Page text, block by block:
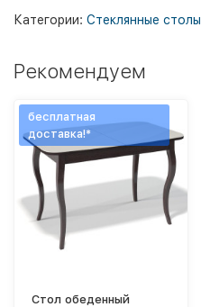
Категории: Стеклянные столы
Рекомендуем
бесплатная
доставка!*
Стол обеденный